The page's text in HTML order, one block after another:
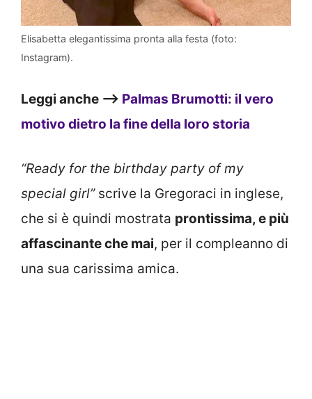
Elisabetta elegantissima pronta alla festa (foto:
Instagram).
Leggi anche –> Palmas Brumotti: il vero
motivo dietro la fine della loro storia
“Ready for the birthday party of my
special girl”scrive la Gregoraci in inglese,
che si è quindi mostrata prontissima, e più
affascinante che mai, per il compleanno di
una sua carissima amica.